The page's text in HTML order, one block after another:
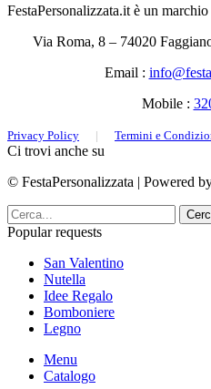
FestaPersonalizzata.it è un
Via Roma, 8 – 74020
Email :
Mobile :
Privacy Policy | Termini e
Ci trovi anche su
© FestaPersonalizzata | Powered
Popular requests
San Valentino
Nutella
Idee Regalo
Bomboniere
Legno
Menu
Catalogo